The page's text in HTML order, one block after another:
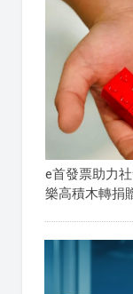
e首發票助力
樂高積木轉捐